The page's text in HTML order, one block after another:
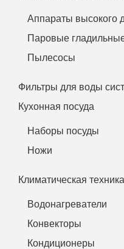
Аппараты высокого
Паровые
Пылесосы
Фильтры для воды
Кухонная посуда
Наборы посуды
Ножи
Климатическая техника
Водонагреватели
Конвекторы
Кондиционеры